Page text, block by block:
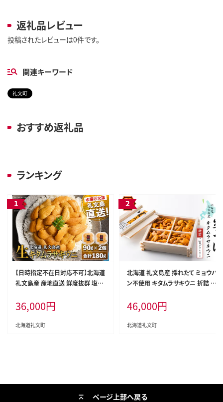
返礼品レビュー
投稿されたレビューは0件です。
関連キーワード
礼文町
おすすめ返礼品
ランキング
【日時指定不在日対応不可】北海道
礼文島産 産地直送 鮮度抜群 塩水
パック）
36,000円
北海道礼文町
北海道 礼文島産 採れたて ミョウバ
ン不使用 キタムラサキウニ 折詰 2
に ウニ 雲丹 生うに 折うに ムラサ
キウニ 海鮮 うに丼 濃厚 甘み 贈答
ギフト 】
46,000円
北海道礼文町
ページ上部へ戻る